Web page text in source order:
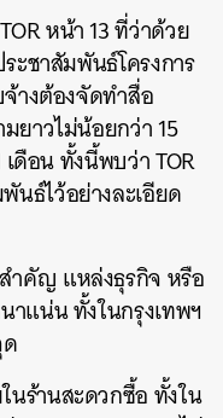
หน้า 13 ที่ว่าด้วย
ะชาสัมพันธ์โครงการ
างต้องจัดทำสื่อ
าวไม่น้อยกว่า 15
ดือน ทั้งนี้พบว่า TOR
ธ์ไว้อย่างละเอียด
ำคัญ แหล่งธุรกิจ หรือ
แน่น ทั้งในกรุงเทพฯ
ร้านสะดวกซื้อ ทั้งใน